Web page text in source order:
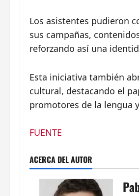
Los asistentes pudieron
sus campañas,
reforzando así una
Esta iniciativa también
cultural, destacando el
promotores de la lengua
FUENTE
ACERCA DEL AUTOR